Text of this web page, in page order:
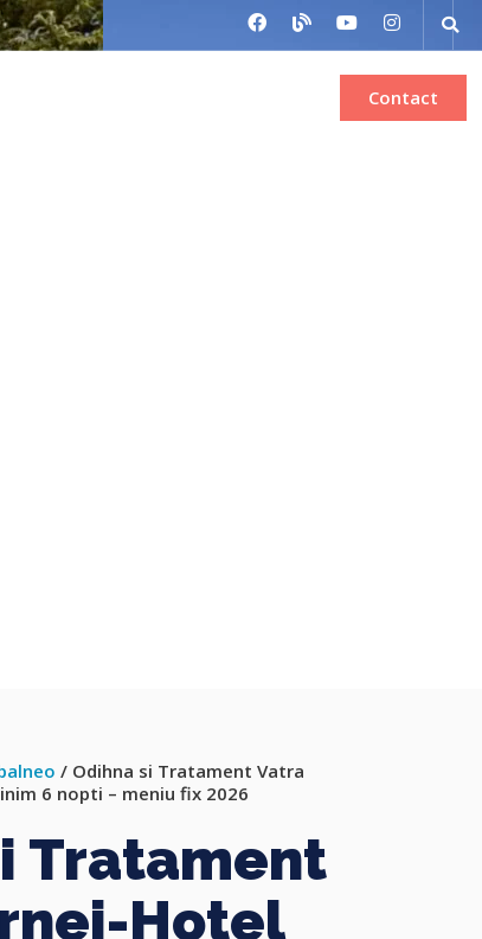
Contact
/ Odihna si Tratament Vatra
6 nopti – meniu fix 2026
Tratament
Hotel